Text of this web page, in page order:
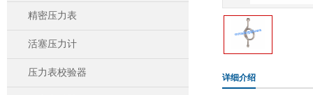
精密压力表
活塞压力计
压力表校验器 详细介绍